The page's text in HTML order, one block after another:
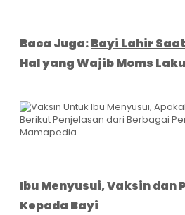
Baca Juga:Bayi Lahir
Hal yang Wajib Moms
Ibu Menyusui, Vaksin dan
Kepada Bayi